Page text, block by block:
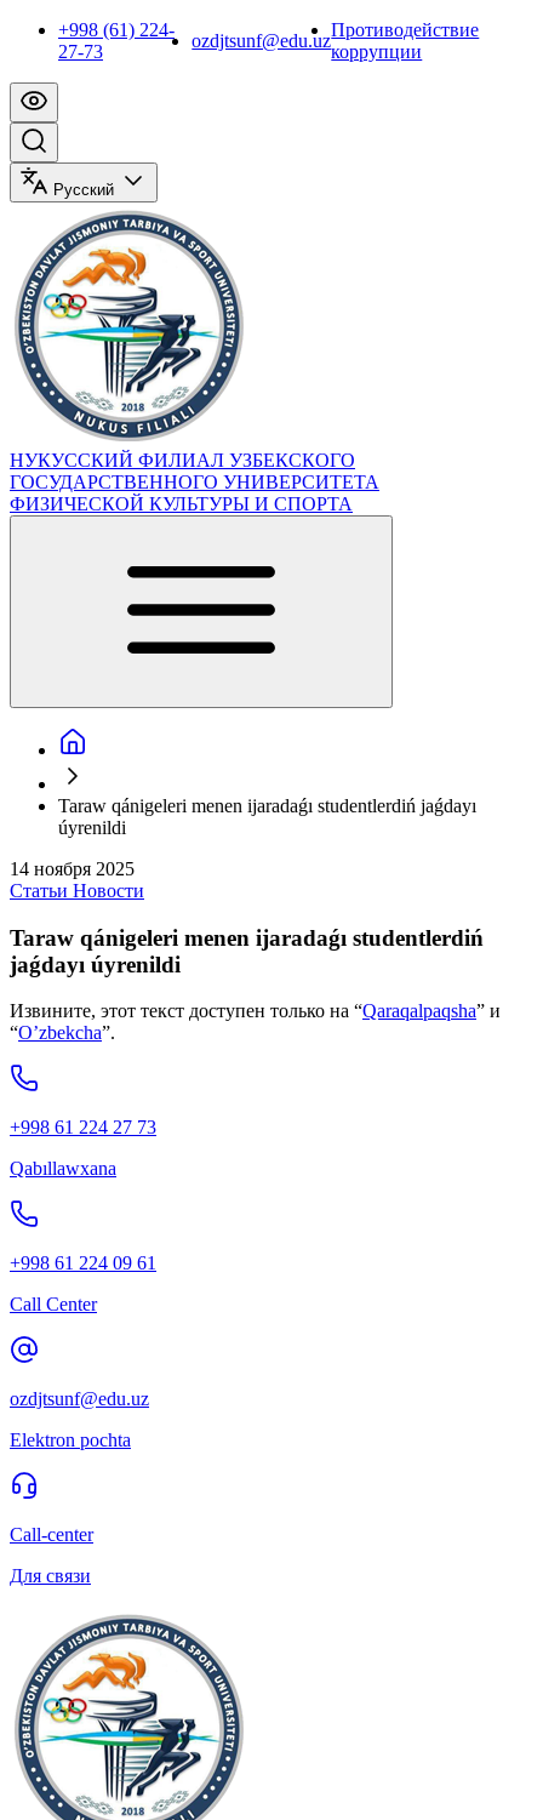
+998 (61) 224-
27-73
ozdjtsunf@edu.uz
Противодействие
коррупции
Русский
НУКУССКИЙ ФИЛИАЛ УЗБЕКСКОГО
ГОСУДАРСТВЕННОГО УНИВЕРСИТЕТА
ФИЗИЧЕСКОЙ КУЛЬТУРЫ И СПОРТА
Taraw qánigeleri menen ijaradaǵı studentlerdiń jaǵdayı
úyrenildi
14 ноября 2025
Статьи Новости
Taraw qánigeleri menen ijaradaǵı studentlerdiń
jaǵdayı úyrenildi
Извините, этот текст доступен только на “Qaraqalpaqsha” и
“O’zbekcha”.
+998 61 224 27 73
Qabıllawxana
+998 61 224 09 61
Call Center
ozdjtsunf@edu.uz
Elektron pochta
Call-center
Для связи